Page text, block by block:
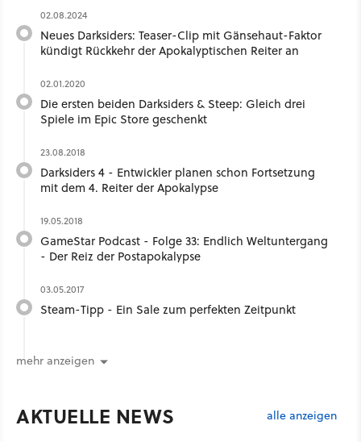
02.08.2024
Neues Darksiders: Teaser-Clip mit Gänsehaut-Faktor
kündigt Rückkehr der Apokalyptischen Reiter an
02.01.2020
Die ersten beiden Darksiders & Steep: Gleich drei
Spiele im Epic Store geschenkt
23.08.2018
Darksiders 4 - Entwickler planen schon Fortsetzung
mit dem 4. Reiter der Apokalypse
19.05.2018
GameStar Podcast - Folge 33: Endlich Weltuntergang
- Der Reiz der Postapokalypse
03.05.2017
Steam-Tipp - Ein Sale zum perfekten Zeitpunkt
mehr anzeigen
AKTUELLE NEWS alle anzeigen